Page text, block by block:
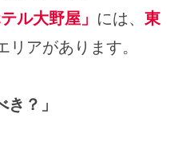
テル大野屋」 には、 東
リアがあります。
き？」